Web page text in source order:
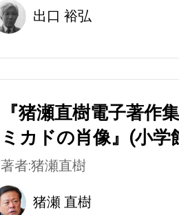
出口 裕弘
『猪瀬直樹電子著作
ミカドの肖像』(小学
著者:猪瀬直樹
猪瀬 直樹